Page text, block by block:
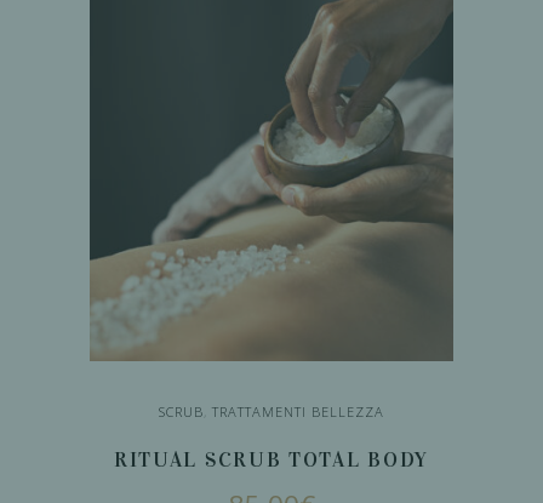
SCRUB TRATTAMENTI BELLEZZA
RITUAL SCRUB TOTAL BODY